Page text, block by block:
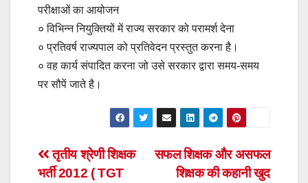
परीक्षाओं का आयोजन
० विभिन्न नियुक्तियों में राज्य सरकार को परामर्श देना
० प्रतिवर्ष राज्यपाल को प्रतिवेदन प्रस्तुत करना है।
० वह कार्य संपादित करना जो उसे सरकार द्वारा समय-समय
पर सौपें जाते है।
Post
सफल शिक्षक और असफल
शिक्षक की कहानी खुद
तृतीय श्रेणी शिक्षक
भर्ती 2012 ( TGT